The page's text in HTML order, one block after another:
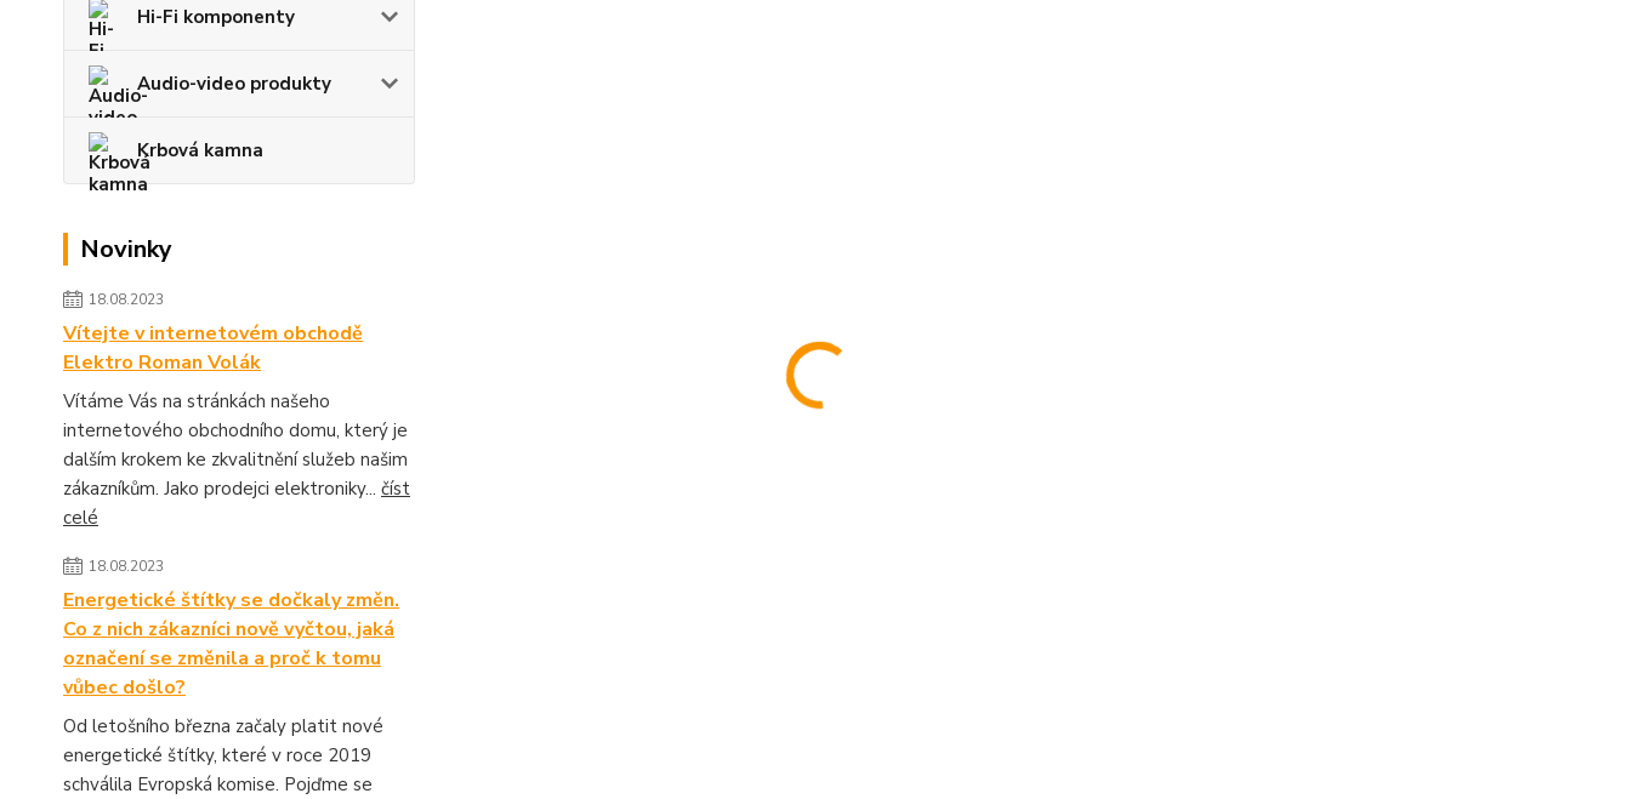
Hi-Fi komponenty
Audio-video produkty
Krbová kamna
Novinky
18.08.2023
Vítejte v internetovém obchodě
Elektro Roman Volák
Vítáme Vás na stránkách našeho
internetového obchodního domu, který je
dalším krokem ke zkvalitnění služeb našim
zákazníkům. Jako prodejci elektroniky... číst
celé
18.08.2023
Energetické štítky se dočkaly změn.
Co z nich zákazníci nově vyčtou, jaká
označení se změnila a proč k tomu
vůbec došlo?
Od letošního března začaly platit nové
energetické štítky, které v roce 2019
schválila Evropská komise. Pojďme se